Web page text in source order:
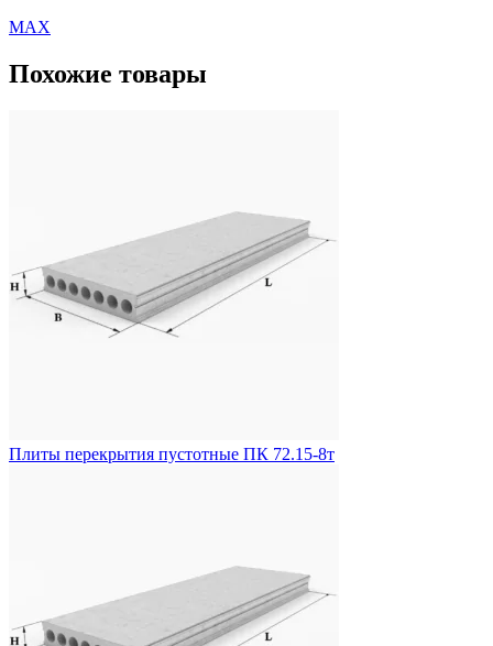
MAX
Похожие товары
Плиты перекрытия пустотные ПК 72.15-8т